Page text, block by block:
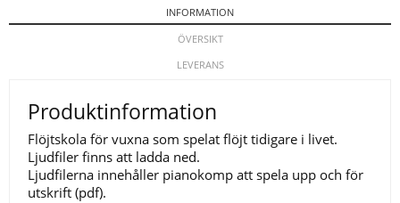
INFORMATION
ÖVERSIKT
LEVERANS
Produktinformation
Flöjtskola för vuxna som spelat flöjt tidigare i livet.
Ljudfiler finns att ladda ned.
Ljudfilerna innehåller pianokomp att spela upp och för
utskrift (pdf).